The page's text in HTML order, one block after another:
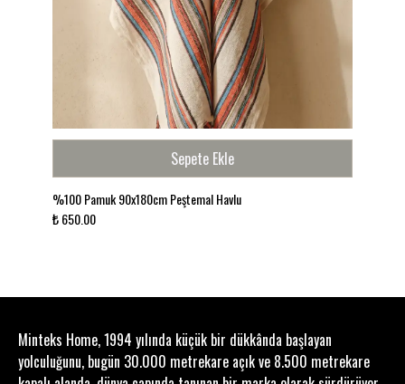
konfor sunarken, hamam ve spa kullanımında
geleneksel peştemal deneyimini modern bir
dokunuşla yeniden yorumlar.
Doğal Doku ve Zamansız Stil
Doğal pamuk ipliklerinden üretilen özel dokusu
sayesinde cilde yumuşak bir temas sağlayan
peştemal havlu modeli, sade ama karakterli
görünümüyle modern yaşam stiline uyum sağlar.
Yazlık evlerden beach club stiline kadar birçok
ortamda şık ve doğal bir atmosfer oluşturur.
Ürün Özellikleri
Ürün Tipi: Türk Hamamı Peştemal Havlu
Kullanım Alanı: Plaj, havuz, deniz, hamam, sauna,
spa ve günlük kullanım
Doğal pamuk konforunu geleneksel hamam
Sepete Ekle
%100 Pamuk 90x180cm Peştemal Havlu
₺ 650.00
Minteks Home, 1994 yılında küçük bir dükkânda başlayan
yolculuğunu, bugün 30.000 metrekare açık ve 8.500 metrekare